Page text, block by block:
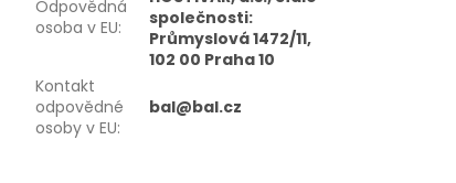
Odpovědná
osoba v EU:
společnosti:
Průmyslová 1472/11,
102 00 Praha 10
Kontakt
odpovědné
osoby v EU:
bal@bal.cz